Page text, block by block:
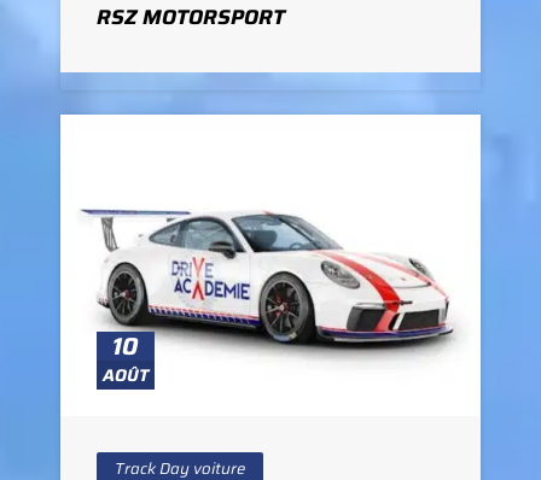
RSZ MOTORSPORT
10
AOÛT
Track Day voiture